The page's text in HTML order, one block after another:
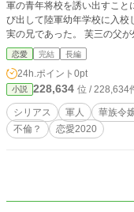
軍の青年将校を誘い出すこと
び出して陸軍幼年学校に入校
実の兄であった。 芙三の父
いたため灰色の瞳を持ってい
口を叩かれていたのだ。 奸
すことに成功した芙三。いっ
か……その真意とはいかに。 とある寒い日の夜のこと。少女の恋が、夢の内に
眠っていく話。 ※この話は大正～昭和五年を舞台にしているため、差別用語な
ど現代では不適切な表現等が
はありません。あしからず。差別ダメ、ゼッ
恋愛 完結 長編
24h.ポイント 0pt
小説 228,634 位 / 228,634
シリアス 軍人 華族令
不倫？
恋愛2020